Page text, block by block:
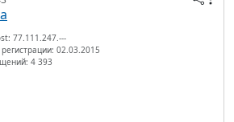
77.111.247.---
02.03.2015
4 393